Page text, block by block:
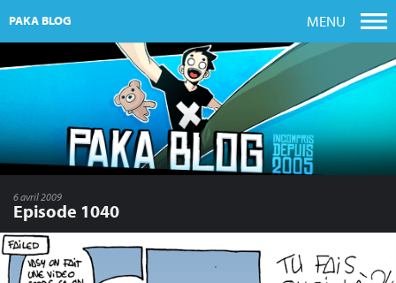
PAKA BLOG MENU
6 avril 2009
Episode 1040